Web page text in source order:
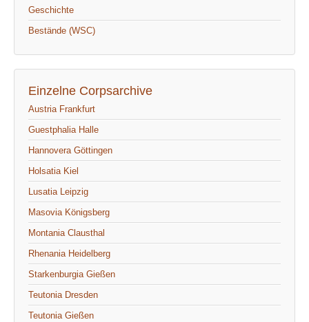
Geschichte
Bestände (WSC)
Einzelne Corpsarchive
Austria Frankfurt
Guestphalia Halle
Hannovera Göttingen
Holsatia Kiel
Lusatia Leipzig
Masovia Königsberg
Montania Clausthal
Rhenania Heidelberg
Starkenburgia Gießen
Teutonia Dresden
Teutonia Gießen